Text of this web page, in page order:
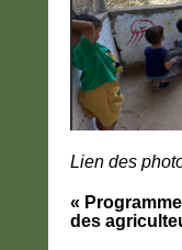
Lien des
«
des